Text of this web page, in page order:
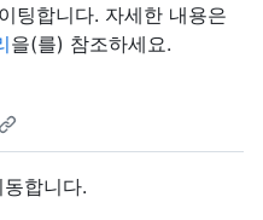
팅합니다. 자세한 내용은
을(를) 참조하세요.
합니다.